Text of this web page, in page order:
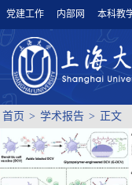
党建工作 内部网 本科教
首页 > 学术报告 > 正文